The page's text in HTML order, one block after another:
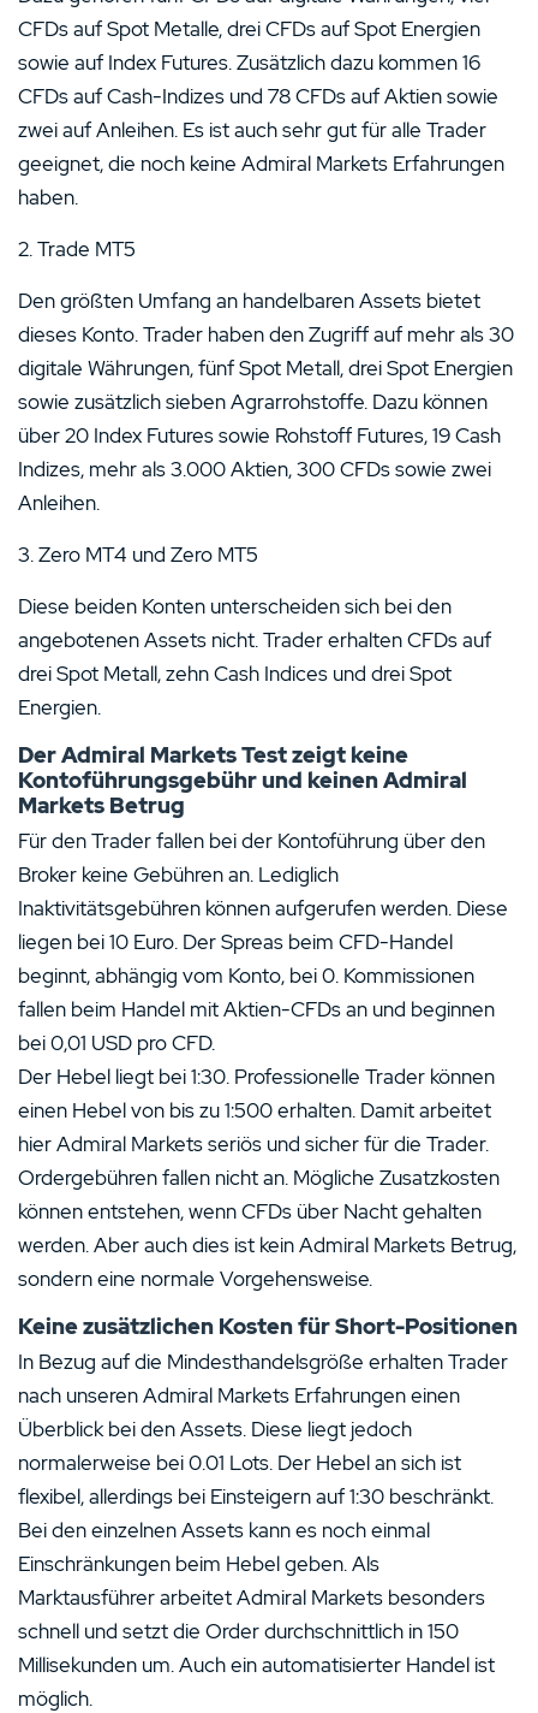
CFDs auf Spot Metalle, drei CFDs auf Spot Energien
sowie auf Index Futures. Zusätzlich dazu kommen 16
CFDs auf Cash-Indizes und 78 CFDs auf Aktien sowie
zwei auf Anleihen. Es ist auch sehr gut für alle Trader
geeignet, die noch keine Admiral Markets Erfahrungen
haben.
2. Trade MT5
Den größten Umfang an handelbaren Assets bietet
dieses Konto. Trader haben den Zugriff auf mehr als 30
digitale Währungen, fünf Spot Metall, drei Spot Energien
sowie zusätzlich sieben Agrarrohstoffe. Dazu können
über 20 Index Futures sowie Rohstoff Futures, 19 Cash
Indizes, mehr als 3.000 Aktien, 300 CFDs sowie zwei
Anleihen.
3. Zero MT4 und Zero MT5
Diese beiden Konten unterscheiden sich bei den
angebotenen Assets nicht. Trader erhalten CFDs auf
drei Spot Metall, zehn Cash Indices und drei Spot
Energien.
Der Admiral Markets Test zeigt keine
Kontoführungsgebühr und keinen Admiral
Markets Betrug
Für den Trader fallen bei der Kontoführung über den
Broker keine Gebühren an. Lediglich
Inaktivitätsgebühren können aufgerufen werden. Diese
liegen bei 10 Euro. Der Spreas beim CFD-Handel
beginnt, abhängig vom Konto, bei 0. Kommissionen
fallen beim Handel mit Aktien-CFDs an und beginnen
bei 0,01 USD pro CFD.
Der Hebel liegt bei 1:30. Professionelle Trader können
einen Hebel von bis zu 1:500 erhalten. Damit arbeitet
hier Admiral Markets seriös und sicher für die Trader.
Ordergebühren fallen nicht an. Mögliche Zusatzkosten
können entstehen, wenn CFDs über Nacht gehalten
werden. Aber auch dies ist kein Admiral Markets Betrug,
sondern eine normale Vorgehensweise.
Keine zusätzlichen Kosten für Short-Positionen
In Bezug auf die Mindesthandelsgröße erhalten Trader
nach unseren Admiral Markets Erfahrungen einen
Überblick bei den Assets. Diese liegt jedoch
normalerweise bei 0.01 Lots. Der Hebel an sich ist
flexibel, allerdings bei Einsteigern auf 1:30 beschränkt.
Bei den einzelnen Assets kann es noch einmal
Einschränkungen beim Hebel geben. Als
Marktausführer arbeitet Admiral Markets besonders
schnell und setzt die Order durchschnittlich in 150
Millisekunden um. Auch ein automatisierter Handel ist
möglich.